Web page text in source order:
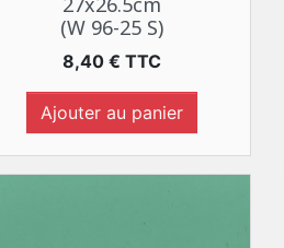
(W 96-25 S)
Prix
8,40 € TTC
Ajouter au panier